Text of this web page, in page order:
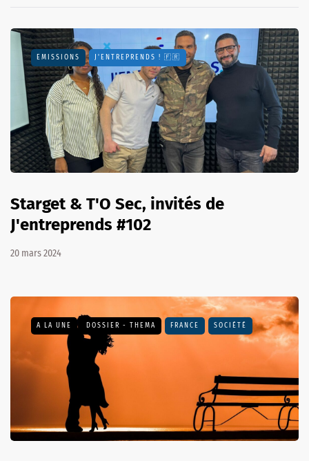
EMISSIONS J'ENTREPRENDS ! 🇫🇷
Starget & T'O Sec, invités de
J'entreprends #102
20 mars 2024
A LA UNE DOSSIER - THEMA FRANCE SOCIÉTÉ